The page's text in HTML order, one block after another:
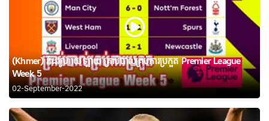
(Khmer) វីដេអូហាយឡាយ គ្រាប់បាល់គ្រប់ការប្រកួត Premier League
Week 5
02-September-2022